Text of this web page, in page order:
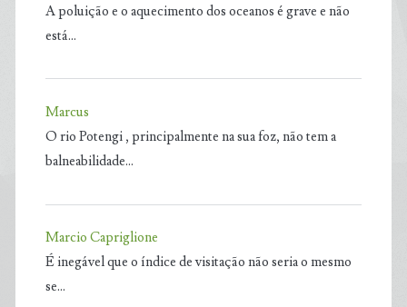
A poluição e o aquecimento dos oceanos é grave e não
está…
Marcus
O rio Potengi , principalmente na sua foz, não tem a
balneabilidade…
Marcio Capriglione
É inegável que o índice de visitação não seria o mesmo
se…